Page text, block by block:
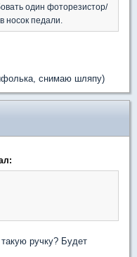
один фоторезистор/
носок педали.
снимаю шляпу)
ручку? Будет